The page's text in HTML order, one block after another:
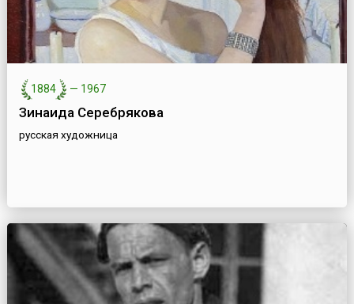
1884 — 1967
Зинаида Серебрякова
русская художница